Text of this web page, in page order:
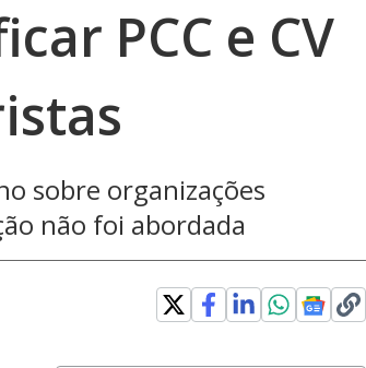
PCC e CV
sobre organizações
não foi abordada